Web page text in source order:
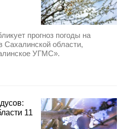
прогноз погоды на
Сахалинской области,
УГМС».
11